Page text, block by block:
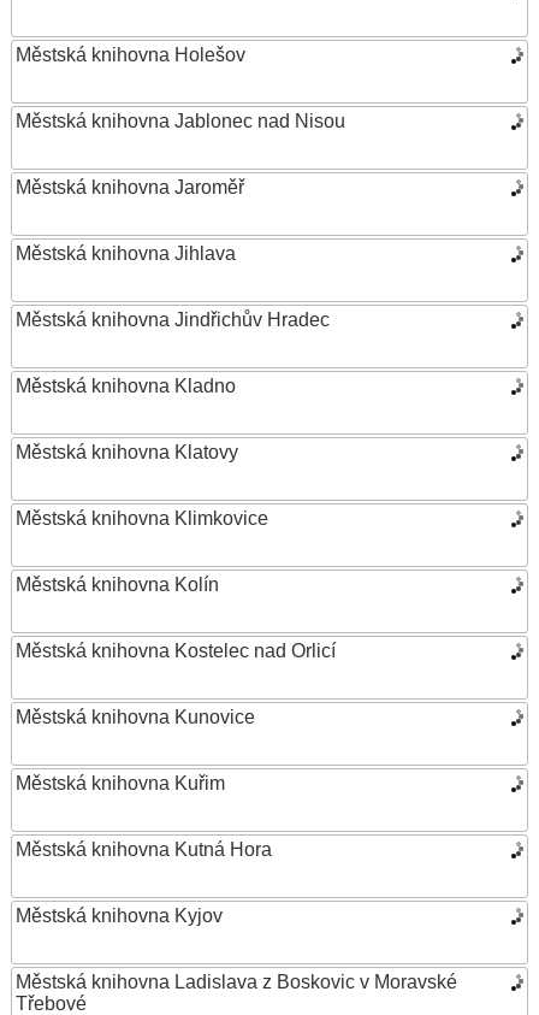
Městská knihovna Holešov
Městská knihovna Jablonec nad Nisou
Městská knihovna Jaroměř
Městská knihovna Jihlava
Městská knihovna Jindřichův Hradec
Městská knihovna Kladno
Městská knihovna Klatovy
Městská knihovna Klimkovice
Městská knihovna Kolín
Městská knihovna Kostelec nad Orlicí
Městská knihovna Kunovice
Městská knihovna Kuřim
Městská knihovna Kutná Hora
Městská knihovna Kyjov
Městská knihovna Ladislava z Boskovic v Moravské
Třebové